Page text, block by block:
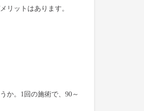
リットはあります。
か。1回の施術で、90～